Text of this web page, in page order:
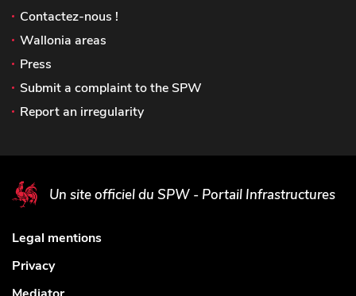
Contactez-nous !
Wallonia areas
Press
Submit a complaint to the SPW
Report an irregularity
Un site officiel du SPW - Portail Infrastructures
Legal mentions
Privacy